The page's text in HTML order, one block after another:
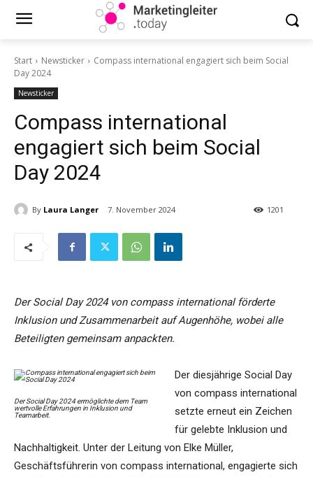
Start Newsticker
Compass international engagiert sich beim Social
Day 2024
Newsticker
Compass international
engagiert sich beim Social
Day 2024
By Laura Langer 7. November 2024 1201
Der Social Day 2024 von compass international förderte
Inklusion und Zusammenarbeit auf Augenhöhe, wobei alle
Beteiligten gemeinsam anpackten.
Der Social Day 2024 ermöglichte dem Team
wertvolle Erfahrungen in Inklusion und
Teamarbeit.
Der diesjährige Social Day
von compass international
setzte erneut ein Zeichen
für gelebte Inklusion und
Nachhaltigkeit. Unter der Leitung von Elke Müller,
Geschäftsführerin von compass international, engagierte sich